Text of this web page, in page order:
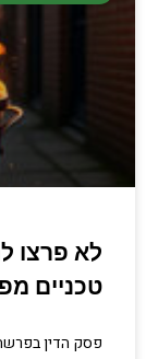
לא פרצו
טכניים
פסק הדין